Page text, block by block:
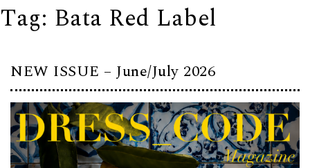
Tag: Bata Red Label
NEW ISSUE – June/July 2026